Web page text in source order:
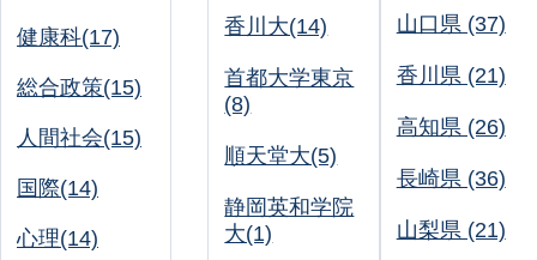
健康科(17)
総合政策(15)
人間社会(15)
国際(14)
心理(14)
香川大(14)
首都大学東京
(8)
順天堂大(5)
静岡英和学院
大(1)
山口県 (37)
香川県 (21)
高知県 (26)
長崎県 (36)
山梨県 (21)